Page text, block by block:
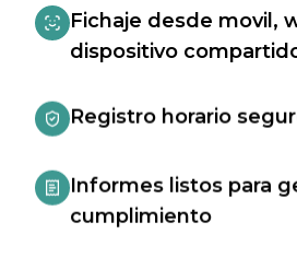
Fichaje desde movil,
dispositivo
Registro horario
Informes listos para
cumplimiento